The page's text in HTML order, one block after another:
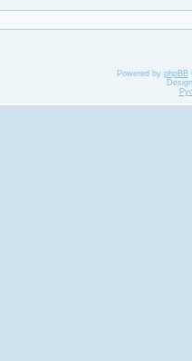
Powered by phpBB